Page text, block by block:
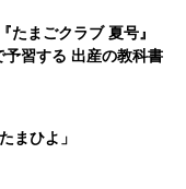
る。そこまで痛く
ではないみたい。
たまごクラブ 夏号』
予習する 出産の教科書
まひよ」